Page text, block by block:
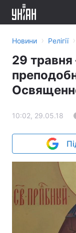
Новини › Релігії ›
29 травня
10:02, 29.05.18